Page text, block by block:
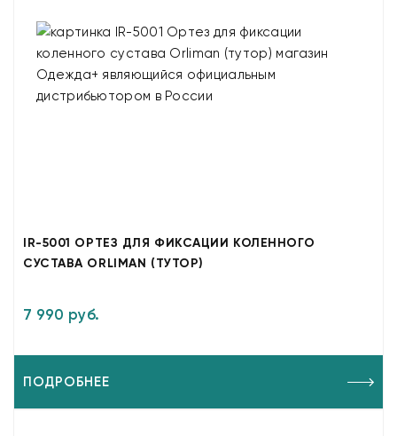
IR-5001 ОРТЕЗ ДЛЯ ФИКСАЦИИ КОЛЕННОГО
СУСТАВА ORLIMAN (ТУТОР)
7 990 руб.
ПОДРОБНЕЕ